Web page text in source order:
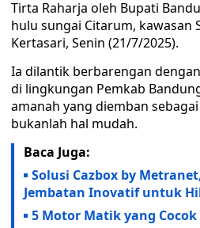
Tirta Raharja oleh Bupati
hulu sungai Citarum, kawasan
Kertasari, Senin (21/7/2025).
Ia dilantik berbarengan
di lingkungan Pemkab
amanah yang diemban
bukanlah hal mudah.
Baca Juga:
Solusi Cazbox by
Jembatan Inovatif untuk
5 Motor Matik yang